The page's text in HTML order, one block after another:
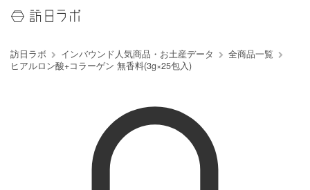
訪日ラボ インバウンド人気商品・お土産データ
全商品一覧
ヒアルロン酸+コラーゲン 無香料(3g×25包入)